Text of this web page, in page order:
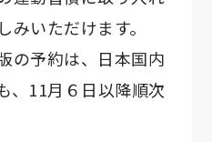
いただけます。
の予約は、日本国内
、11月６日以降順次